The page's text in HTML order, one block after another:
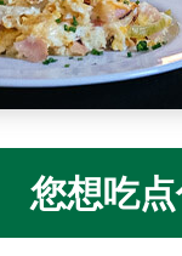
您想吃